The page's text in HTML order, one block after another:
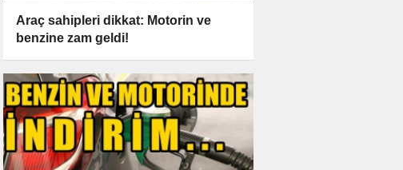
Araç sahipleri dikkat: Motorin ve
benzine zam geldi!